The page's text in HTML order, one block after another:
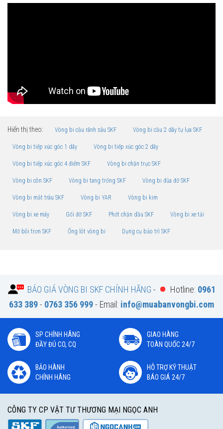
Hiển thị theo: Vòng bi cầu rãnh sâu SKF Vòng bi cầu 2 dãy tự lựa SKF
Vòng bi tiếp xúc góc 1 dãy Vòng bi tiếp xúc góc 2 dãy
Vòng bi tiếp xúc góc 4 điểm SKF Vòng bi chặn trục SKF
Vòng bi côn SKF Vòng bi tang trống SKF Vòng bi đũa đỡ SKF
Vòng bi mắt trâu SKF Vòng bi YAR Vòng bi kim
Vòng bi xe máy Gối đỡ SKF Phớt chặn dầu SKF Vòng bi xe tải
Mỡ bôi trơn SKF Ống lót vòng bi Dụng cụ bảo trì SKF
BÁO GIÁ VÒNG BI SKF CHÍNH HÃNG - Hotline: 0961
633 389- 0763 356 999- Email: info@muabanvongbi.com
SP CHÍNH HÃNG
ĐẦY ĐỦ CO, CQ
GIAO HÀNG
TOÀN QUỐC 24/7
BẢO HÀNH
CHÍNH HÃNG
HỖ TRỢ KỸ THUẬT
BÁO GIÁ 24/7
CÔNG TY CP VẬT TƯ THƯƠNG MẠI NGỌC ANH